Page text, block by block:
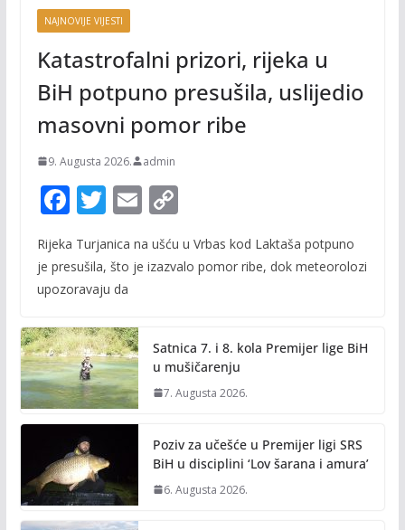
NAJNOVIJE VIJESTI
Katastrofalni prizori, rijeka u
BiH potpuno presušila, uslijedio
masovni pomor ribe
9. Augusta 2026. admin
F
ac
e
b
o
k
T
w
itt
er
E
m
ai
C
p
n
k
Rijeka Turjanica na ušću u Vrbas kod Laktaša potpuno
je presušila, što je izazvalo pomor ribe, dok meteorolozi
upozoravaju da
Satnica 7. i 8. kola Premijer lige BiH
u mušičarenju
7. Augusta 2026.
Poziv za učešće u Premijer ligi SRS
BiH u disciplini ‘Lov šarana i amura’
6. Augusta 2026.